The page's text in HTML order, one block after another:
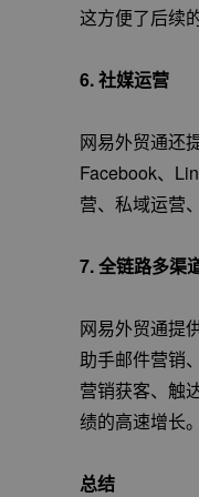
这方便了后续
6.社媒运营
网易外贸通还
Facebook、
营、私域运营
7.全链路多渠
网易外贸通提
助手邮件营销
营销获客、触
绩的高速增长。
总结